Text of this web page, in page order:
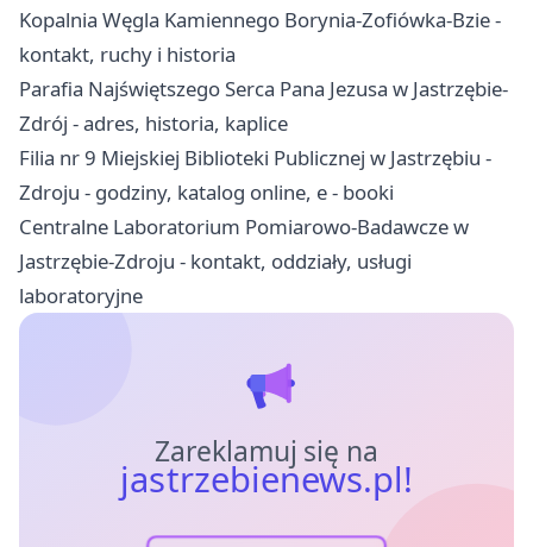
Kopalnia Węgla Kamiennego Borynia-Zofiówka-Bzie -
kontakt, ruchy i historia
Parafia Najświętszego Serca Pana Jezusa w Jastrzębie-
Zdrój - adres, historia, kaplice
Filia nr 9 Miejskiej Biblioteki Publicznej w Jastrzębiu -
Zdroju - godziny, katalog online, e - booki
Centralne Laboratorium Pomiarowo-Badawcze w
Jastrzębie-Zdroju - kontakt, oddziały, usługi
laboratoryjne
Zareklamuj się na
jastrzebienews.pl!